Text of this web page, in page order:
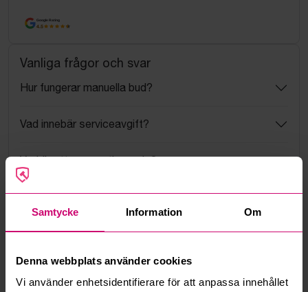
Samtycke Information Om
Denna webbplats använder cookies
Vi använder enhetsidentifierare för att anpassa innehållet
Google Rating
4.5
Vanliga frågor och svar
Hur fungerar manuella bud?
Vad innebär serviceavgift?
Vad är ett reservationspris?
Hur fungerar maxbud?
Hur fungerar budmotorn?
Kan jag ångra ett bud?